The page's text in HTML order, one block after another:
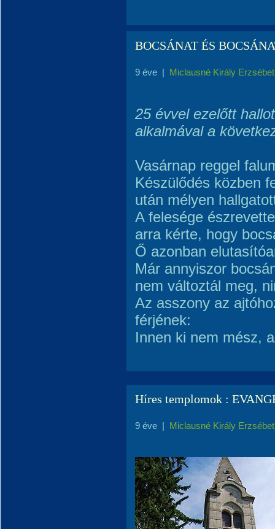
BOCSÁNAT ÉS
9 éve | Miclausné Király Erzsébet
25 évvel ezelőtt
alkalmával a
Vasárnap reggel
Készülődés közben
után mélyen
A felesége
arra kérte, hogy
Ő azonban
Már annyiszor
nem változtál meg,
Az asszony az
férjének:
Innen ki nem mész,
Híres templomok :
9 éve | Miclausné Király Erzsébet